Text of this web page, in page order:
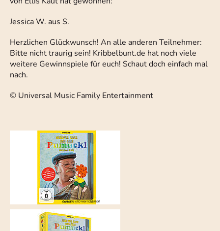
Jessica W. aus S.
Herzlichen Glückwunsch! An alle anderen Teilnehmer:
Bitte nicht traurig sein! Kribbelbunt.de hat noch viele
weitere Gewinnspiele für euch! Schaut doch einfach mal
nach.
© Universal Music Family Entertainment